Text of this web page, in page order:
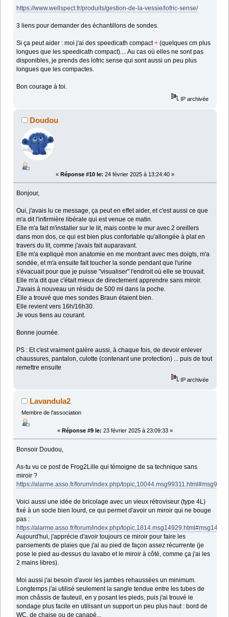
https://www.wellspect.fr/produits/gestion-de-la-vessie/lofric-sense/
3 liens pour demander des échantillons de sondes.
Si ça peut aider : moi j'ai des speedicath compact+(quelques cm plus
longues que les speedicath compact).... Au cas où elles ne sont pas
disponibles, je prends des lofric sense qui sont aussi un peu plus
longues que les compactes.
Bon courage à toi.
IP archivée
Doudou
« Réponse #10 le: 24 février 2025 à 13:24:40 »
Bonjour,
Oui, j'avais lu ce message, ça peut en effet aider, et c'est aussi ce que
m'a dit l'infirmière libérale qui est venue ce matin.
Elle m'a fait m'installer sur le lit, mais contre le mur avec 2 oreillers
dans mon dos, ce qui est bien plus confortable qu'allongée à plat en
travers du lit, comme j'avais fait auparavant.
Elle m'a expliqué mon anatomie en me montrant avec mes doigts, m'a
sondée, et m'a ensuite fait toucher la sonde pendant que l'urine
s'évacuait pour que je puisse "visualiser" l'endroit où elle se trouvait.
Elle m'a dit que c'était mieux de directement apprendre sans miroir.
J'avais à nouveau un résidu de 500 ml dans la poche.
Elle a trouvé que mes sondes Braun étaient bien.
Elle revient vers 16h/16h30.
Je vous tiens au courant.
Bonne journée.
PS : Et c'est vraiment galère aussi, à chaque fois, de devoir enlever
chaussures, pantalon, culotte (contenant une protection) ... puis de tout
remettre ensuite
IP archivée
Lavandula2
Membre de l'association
« Réponse #9 le: 23 février 2025 à 23:09:33 »
Bonsoir Doudou,
As-tu vu ce post de Frog2Lille qui témoigne de sa technique sans
miroir ?
https://alarme.asso.fr/forum/index.php/
Voici aussi une idée de bricolage avec un vieux rétroviseur (type 4L)
fixé à un socle bien lourd, ce qui permet d'avoir un miroir qui ne bouge
pas :
https://alarme.asso.fr/forum/index.php/topic,1814.msg14929.html#msg14929
Aujourd'hui, j'apprécie d'avoir toujours ce miroir pour faire les
pansements de plaies que j'ai au pied de façon assez récurrente (je
pose le pied au-dessus du lavabo et le miroir à côté, comme ça j'ai les
2 mains libres).
Moi aussi j'ai besoin d'avoir les jambes rehaussées un minimum.
Longtemps j'ai utilisé seulement la sangle tendue entre les tubes de
mon châssis de fauteuil, en y posant les pieds, puis j'ai trouvé le
sondage plus facile en utilisant un support un peu plus haut : bord de
WC, de chaise ou de canapé...